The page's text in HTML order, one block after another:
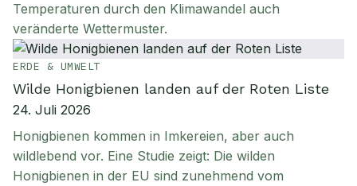
Temperaturen durch den Klimawandel auch
veränderte Wettermuster.
ERDE & UMWELT
Wilde Honigbienen landen auf der Roten Liste
24. Juli 2026
Honigbienen kommen in Imkereien, aber auch
wildlebend vor. Eine Studie zeigt: Die wilden
Honigbienen in der EU sind zunehmend vom